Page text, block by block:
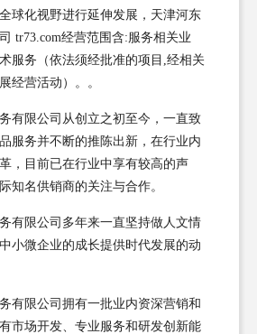
球化视野进行延伸发展，天津河东
tr73.com经营范围含:服务相关业
服务（依法须经批准的项目,经相关
经营活动）。。
有限公司从创立之初至今，一直致
服务并不断的推陈出新，在行业内
，目前已在行业中享有较高的声
知名供销商的关注与合作。
有限公司多年来一直坚持做人文情
小微企业的成长提供时代发展的动
有限公司拥有一批业内资深营销和
市场开发、专业服务和研发创新能